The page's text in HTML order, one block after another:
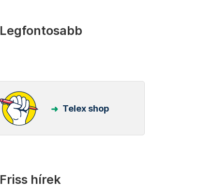
Legfontosabb
Telex shop
Friss hírek